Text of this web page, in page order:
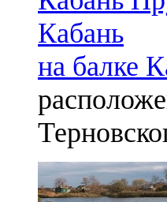
на балке